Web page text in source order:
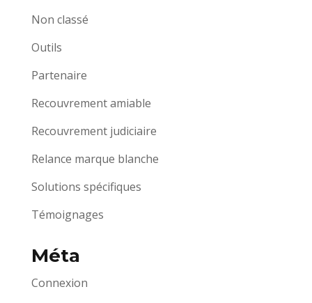
Non classé
Outils
Partenaire
Recouvrement amiable
Recouvrement judiciaire
Relance marque blanche
Solutions spécifiques
Témoignages
Méta
Connexion